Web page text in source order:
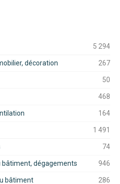
5 294
décoration 267
50
468
164
1 491
74
bâtiment, dégagements 946
bâtiment 286